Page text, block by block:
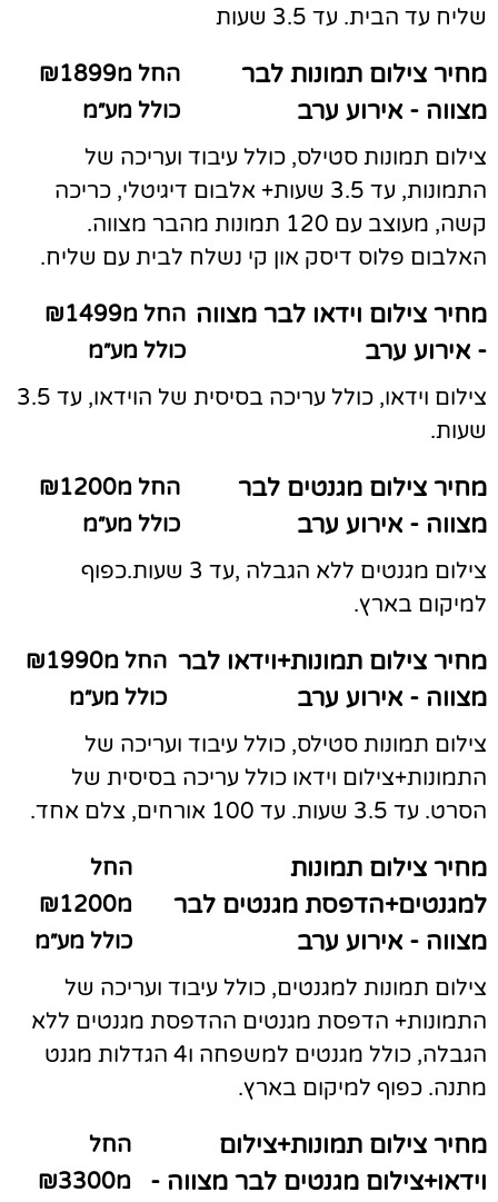
שליח עד הבית. עד 3.5 שעות
מחיר צילום תמונות לבר
מצווה - אירוע ערב
החל מ₪1899
כולל מע״מ
צילום תמונות סטילס, כולל עיבוד ועריכה של
התמונות, עד 3.5 שעות+ אלבום דיגיטלי, כריכה
קשה, מעוצב עם 120 תמונות מהבר מצווה.
האלבום פלוס דיסק און קי נשלח לבית עם שליח.
מחיר צילום וידאו לבר מצווה
- אירוע ערב
החל מ₪1499
כולל מע״מ
צילום וידאו, כולל עריכה בסיסית של הוידאו, עד 3.5
שעות.
מחיר צילום מגנטים לבר
מצווה - אירוע ערב
החל מ₪1200
כולל מע״מ
צילום מגנטים ללא הגבלה ,עד 3 שעות.כפוף
למיקום בארץ.
מחיר צילום תמונות+וידאו לבר
מצווה - אירוע ערב
החל מ₪1990
כולל מע״מ
צילום תמונות סטילס, כולל עיבוד ועריכה של
התמונות+צילום וידאו כולל עריכה בסיסית של
הסרט. עד 3.5 שעות. עד 100 אורחים, צלם אחד.
מחיר צילום תמונות
למגנטים+הדפסת מגנטים לבר
מצווה - אירוע ערב
החל
מ₪1200
כולל מע״מ
צילום תמונות למגנטים, כולל עיבוד ועריכה של
התמונות+ הדפסת מגנטים ההדפסת מגנטים ללא
הגבלה, כולל מגנטים למשפחה ו4 הגדלות מגנט
מתנה. כפוף למיקום בארץ.
מחיר צילום תמונות+צילום
וידאו+צילום מגנטים לבר מצווה -
החל
מ₪3300